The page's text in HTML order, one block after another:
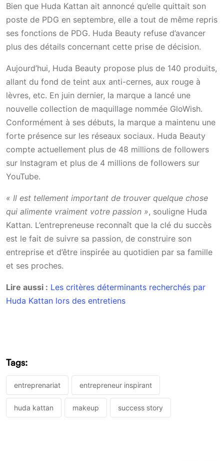
Bien que Huda Kattan ait annoncé qu’elle quittait son
poste de PDG en septembre, elle a tout de même repris
ses fonctions de PDG. Huda Beauty refuse d’avancer
plus des détails concernant cette prise de décision.
Aujourd’hui, Huda Beauty propose plus de 140 produits,
allant du fond de teint aux anti-cernes, aux rouge à
lèvres, etc. En juin dernier, la marque a lancé une
nouvelle collection de maquillage nommée GloWish.
Conformément à ses débuts, la marque a maintenu une
forte présence sur les réseaux sociaux. Huda Beauty
compte actuellement plus de 48 millions de followers
sur Instagram et plus de 4 millions de followers sur
YouTube.
« Il est tellement important de trouver quelque chose
qui alimente vraiment votre passion », souligne Huda
Kattan. L’entrepreneuse reconnaît que la clé du succès
est le fait de suivre sa passion, de construire son
entreprise et d’être inspirée au quotidien par sa famille
et ses proches.
Lire aussi : Les critères déterminants recherchés par
Huda Kattan lors des entretiens
Tags:
entreprenariat entrepreneur inspirant
huda kattan makeup success story